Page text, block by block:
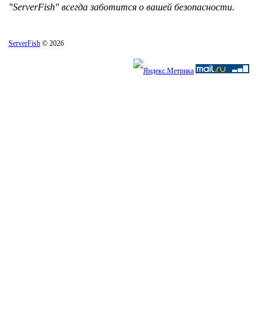
"ServerFish" всегда заботится о вашей безопасности.
ServerFish © 2026